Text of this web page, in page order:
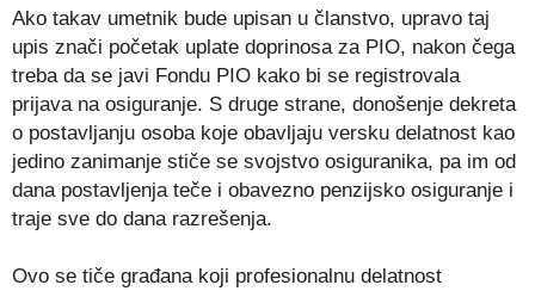
Ako takav umetnik bude upisan u članstvo, upravo taj
upis znači početak uplate doprinosa za PIO, nakon čega
treba da se javi Fondu PIO kako bi se registrovala
prijava na osiguranje. S druge strane, donošenje dekreta
o postavljanju osoba koje obavljaju versku delatnost kao
jedino zanimanje stiče se svojstvo osiguranika, pa im od
dana postavljenja teče i obavezno penzijsko osiguranje i
traje sve do dana razrešenja.
Ovo se tiče građana koji profesionalnu delatnost